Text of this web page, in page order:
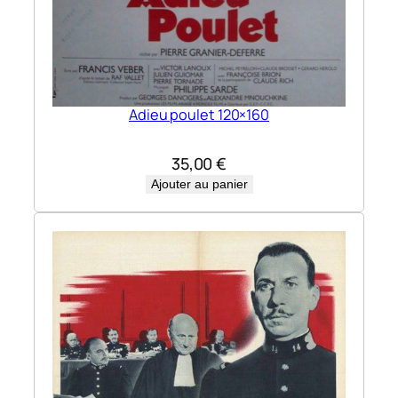
Adieu poulet 120×160
35,00€
Ajouter au panier